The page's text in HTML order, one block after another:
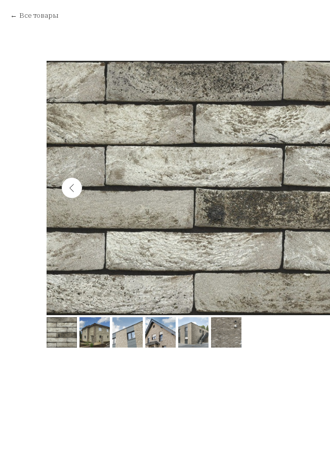
Все товары